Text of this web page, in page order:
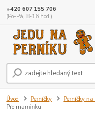
+420 607 155 706
(Po-Pá, 8-16 hod.)
Úvod Perníčky Perníčky
Pro maminku